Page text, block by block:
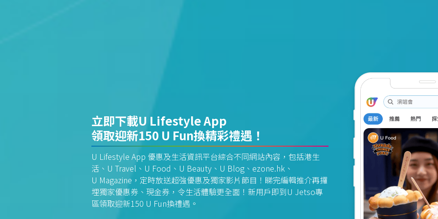
立即下載U Lifestyle App
領取迎新150 U Fun換精彩禮遇！
U Lifestyle App 優惠及生活資訊平台綜合不同網站內容，包括港生
活、U Travel、U Food、U Beauty、U Blog、ezone.hk、
U Magazine，定時放送超強優惠及獨家影片節目！睇完編輯推介再攞
埋獨家優惠券、現金券，令生活體驗更全面！新用戶即到U Jetso專
區領取迎新150 U Fun換禮遇。